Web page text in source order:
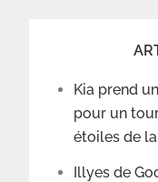
Kia prend
pour un
étoiles de
Illyes de